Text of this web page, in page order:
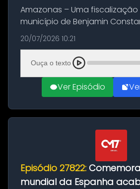
Amazonas – Uma
município de Benjamin
com a apreensão de
quilos de entorpecentes em
embarcação atracada no
materia...
20/07/2026 10:21
Ouça o texto
Ver Episódio
Episódio 27822:
mundial da Espanha